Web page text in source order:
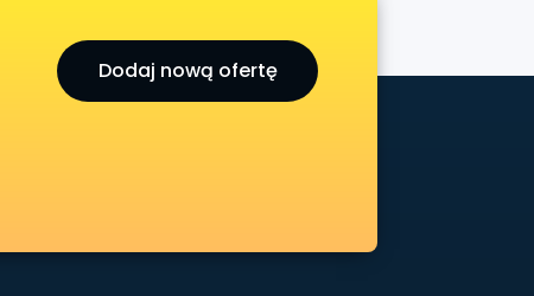
Dodaj nową ofertę